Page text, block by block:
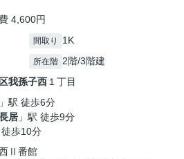
4,600円
間取り 1K
所在階 2階/3階建
我孫子西 １丁目
駅 徒歩6分
居 」駅 徒歩9分
徒歩10分
Ⅱ番館